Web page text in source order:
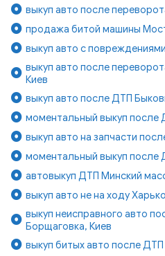
выкуп авто после
продажа битой машины
выкуп авто с
выкуп авто после
Киев
выкуп авто после ДТП
моментальный выкуп после
выкуп авто на запчасти
моментальный выкуп после
автовыкуп ДТП Минский
выкуп авто не на ходу
выкуп неисправного авто
Борщаговка, Киев
выкуп битых авто после